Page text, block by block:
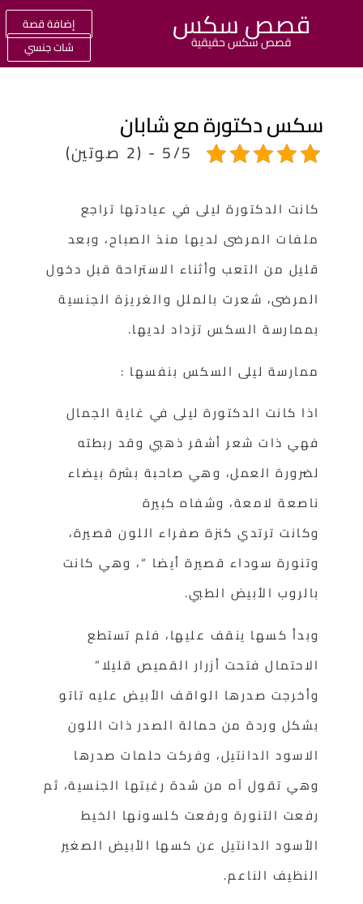
قصص سكس
قصص سكس حقيقية
إضافة قصة
شات جنسي
دكتورة مع شابان
5/5 - (2 صوتين)
كانت الدكتورة ليلى في عيادتها تراجع
ملفات المرضى لديها منذ الصباح، وبعد
قليل من التعب وأثناء الاستراحة قبل دخول
المرضى، شعرت بالملل والغريزة الجنسية
بممارسة السكس تزداد لديها.
ممارسة ليلى السكس بنفسها :
اذا كانت الدكتورة ليلى في غاية الجمال
فهي ذات شعر أشقر ذهبي وقد ربطته
لضرورة العمل، وهي صاحبة بشرة بيضاء
ناصعة لامعة، وشفاه كبيرة
وكانت ترتدي كنزة صفراء اللون قصيرة،
وتنورة سوداء قصيرة أيضا “، وهي كانت
بالروب الأبيض الطبي.
وبدأ كسها ينقف عليها، فلم تستطع
الاحتمال فتحت أزرار القميص قليلا”
وأخرجت صدرها الواقف الأبيض عليه تاتو
بشكل وردة من حمالة الصدر ذات اللون
الاسود الدانتيل، وفركت حلمات صدرها
وهي تقول آه من شدة رغبتها الجنسية، ثم
رفعت التنورة ورفعت كلسونها الخيط
الأسود الدانتيل عن كسها الأبيض الصغير
النظيف الناعم.